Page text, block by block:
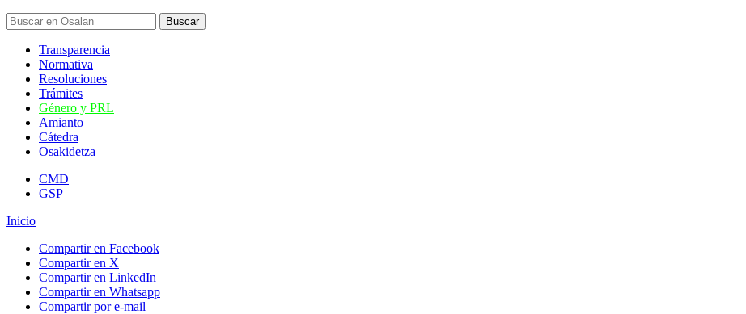
Transparencia
Normativa
Resoluciones
Trámites
Género y PRL
Amianto
Cátedra
Osakidetza
CMD
GSP
Inicio
Compartir en Facebook
Compartir en X
Compartir en LinkedIn
Compartir en Whatsapp
Compartir por e-mail